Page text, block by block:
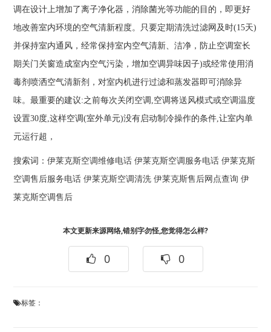
调在设计上增加了离子净化器，消除菌光等功能的目的，即更好
地改善室内环境的空气清新程度。只要定期清洗过滤网及时(15天)
并保持室内通风，经常保持室内空气清新、洁净，防止空调室长
期关门关窗造成室内空气污染，增加空调异味因子)或经常使用消
毒剂喷洒空气清新剂，对室内机进行过滤和蒸发器即可消除异
味。最重要的建议:之前每次关闭空调,空调将送风模式或空调温度
设置30度,这样空调(室外单元)没有启动制冷操作的条件,让室内单
元运行超，
搜索词：伊莱克斯空调维修电话 伊莱克斯空调服务电话 伊莱克斯
空调售后服务电话 伊莱克斯空调清洗 伊莱克斯售后网点查询 伊
莱克斯空调售后
本文更新来源网络,错别字勿怪,您觉得怎么样?
0 0
标签：